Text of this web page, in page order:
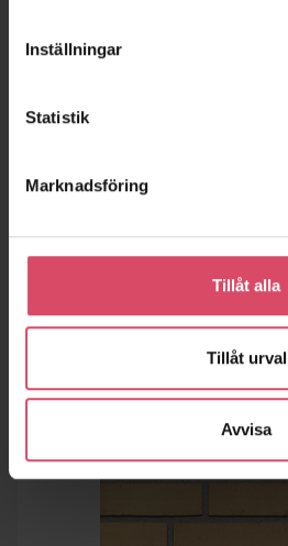
Inställningar
Statistik
Marknadsföring
Tillåt alla
Tillåt urval
Avvisa